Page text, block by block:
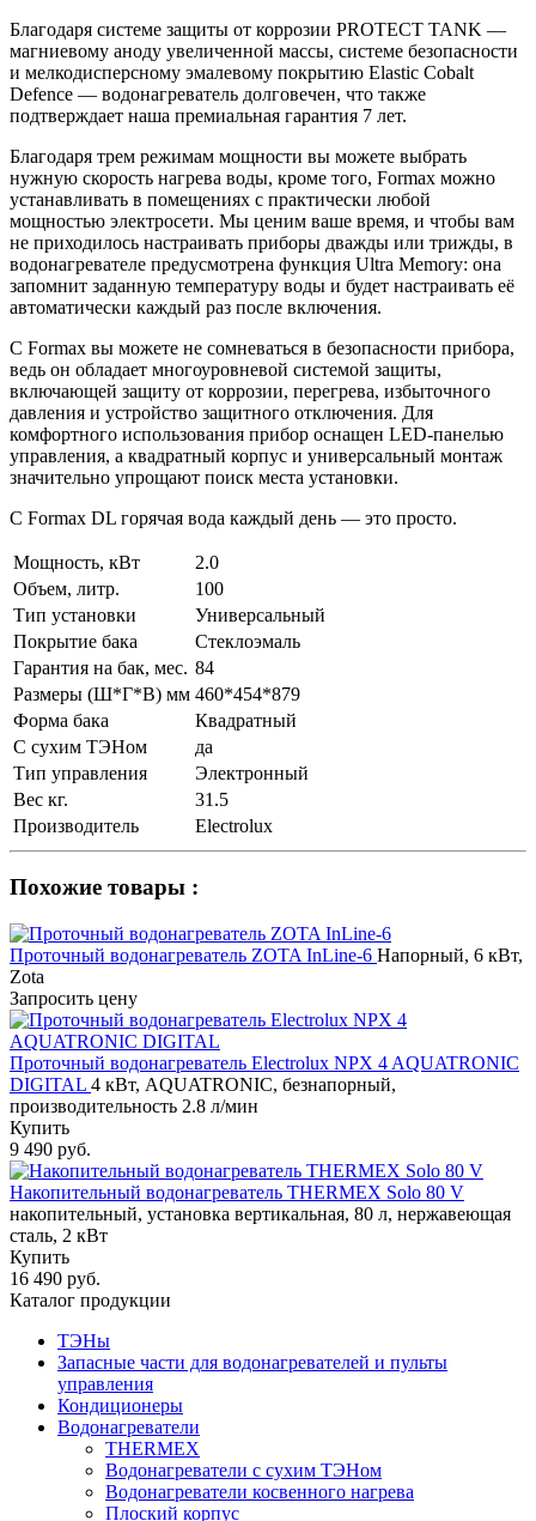
Благодаря системе защиты от коррозии PROTECT TANK —
магниевому аноду увеличенной массы, системе безопасности
и мелкодисперсному эмалевому покрытию Elastic Cobalt
Defence — водонагреватель долговечен, что также
подтверждает наша премиальная гарантия 7 лет.
Благодаря трем режимам мощности вы можете выбрать
нужную скорость нагрева воды, кроме того, Formax можно
устанавливать в помещениях с практически любой
мощностью электросети. Мы ценим ваше время, и чтобы вам
не приходилось настраивать приборы дважды или трижды, в
водонагревателе предусмотрена функция Ultra Memory: она
запомнит заданную температуру воды и будет настраивать её
автоматически каждый раз после включения.
С Formax вы можете не сомневаться в безопасности прибора,
ведь он обладает многоуровневой системой защиты,
включающей защиту от коррозии, перегрева, избыточного
давления и устройство защитного отключения. Для
комфортного использования прибор оснащен LED-панелью
управления, а квадратный корпус и универсальный монтаж
значительно упрощают поиск места установки.
C Formax DL горячая вода каждый день — это просто.
Мощность, кВт
2.0
Объем, литр.
100
Тип установки
Универсальный
Покрытие бака
Стеклоэмаль
Гарантия на бак, мес. 84
Размеры (Ш*Г*В) мм 460*454*879
Форма бака
Квадратный
С сухим ТЭНом
да
Тип управления
Электронный
Вес кг.
31.5
Производитель
Electrolux
Похожие товары :
Проточный водонагреватель ZOTA InLine-6 Напорный, 6 кВт,
Zota
Запросить цену
Проточный водонагреватель Electrolux NPX 4 AQUATRONIC
DIGITAL 4 кВт, AQUATRONIC, безнапорный,
производительность 2.8 л/мин
Купить
9 490 руб.
Накопительный водонагреватель THERMEX Solo 80 V
накопительный, установка вертикальная, 80 л, нержавеющая
сталь, 2 кВт
Купить
16 490 руб.
Каталог продукции
ТЭНы
Запасные части для водонагревателей и пульты
управления
Кондиционеры
Водонагреватели
THERMEX
Водонагреватели с сухим ТЭНом
Водонагреватели косвенного нагрева
Плоский корпус